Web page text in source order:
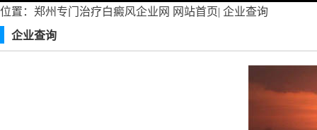
位置：郑州专门治疗白癜风企业网 网站首页| 企业查询
企业查询